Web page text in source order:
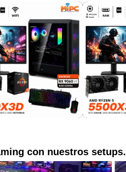
con nuestros setups.